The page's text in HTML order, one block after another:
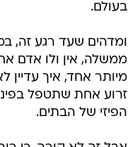
בעולם.
ממשלה, אין ולו אדם
מיותר אחד, איך עדיין
זרוע אחת שתטפל
הפיזי של הבתים.